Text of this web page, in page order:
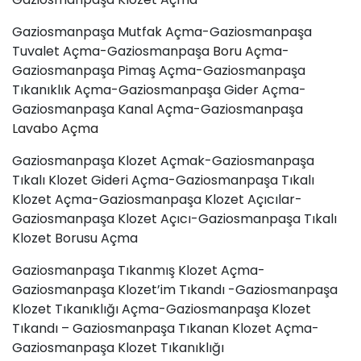
Gaziosmanpaşa Mutfak Açma-Gaziosmanpaşa
Tuvalet Açma-Gaziosmanpaşa Boru Açma-
Gaziosmanpaşa Pimaş Açma-Gaziosmanpaşa
Tıkanıklık Açma-Gaziosmanpaşa Gider Açma-
Gaziosmanpaşa Kanal Açma-Gaziosmanpaşa
Lavabo Açma
Gaziosmanpaşa Klozet Açmak-Gaziosmanpaşa
Tıkalı Klozet Gideri Açma-Gaziosmanpaşa Tıkalı
Klozet Açma-Gaziosmanpaşa Klozet Açıcılar-
Gaziosmanpaşa Klozet Açıcı-Gaziosmanpaşa Tıkalı
Klozet Borusu Açma
Gaziosmanpaşa Tıkanmış Klozet Açma-
Gaziosmanpaşa Klozet’im Tıkandı -Gaziosmanpaşa
Klozet Tıkanıklığı Açma-Gaziosmanpaşa Klozet
Tıkandı – Gaziosmanpaşa Tıkanan Klozet Açma-
Gaziosmanpaşa Klozet Tıkanıklığı